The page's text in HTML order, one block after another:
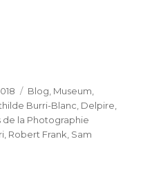
Kategorien
Blog Museum
Burri-Blanc Delpire
de la Photographie
Robert Frank Sam